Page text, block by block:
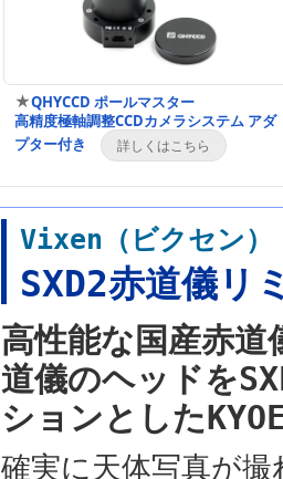
★QHYCCD ポールマスター
高精度極軸調整CCDカメラシステム アダ
プター付き
Vixen（ビクセン
SXD2赤道儀リ
高性能な国産赤
道儀のヘッドを
ションとした
確実に天体写真が